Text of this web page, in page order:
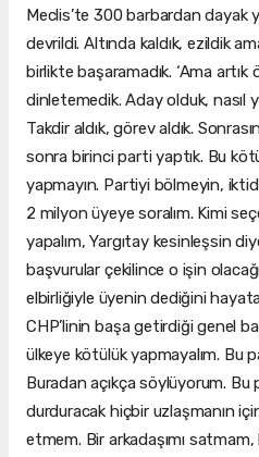
Meclis’te 300 barbardan dayak
devrildi. Altında kaldık, ezildik
birlikte başaramadık. ‘Ama artık
dinletemedik. Aday olduk, nasıl
Takdir aldık, görev aldık.
sonra birinci parti yaptık. Bu
yapmayın. Partiyi bölmeyin,
2 milyon üyeye soralım. Kimi
yapalım, Yargıtay kesinleşsin
başvurular çekilince o işin
elbirliğiyle üyenin dediğini
CHP’linin başa getirdiği genel
ülkeye kötülük yapmayalım. Bu
Buradan açıkça söylüyorum.
durduracak hiçbir uzlaşmanın
etmem. Bir arkadaşımı